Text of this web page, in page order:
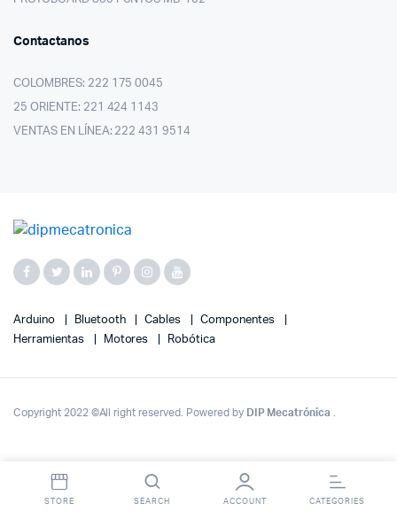
Contactanos
COLOMBRES: 222 175 0045
25 ORIENTE: 221 424 1143
VENTAS EN LÍNEA: 222 431 9514
Arduino Bluetooth Cables
Componentes
Herramientas
Motores Robótica
Copyright 2022 ©All right reserved. Powered by DIP Mecatrónica
STORE SEARCH ACCOUNT CATEGORIES